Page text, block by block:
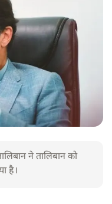
ने तालिबान को
है।